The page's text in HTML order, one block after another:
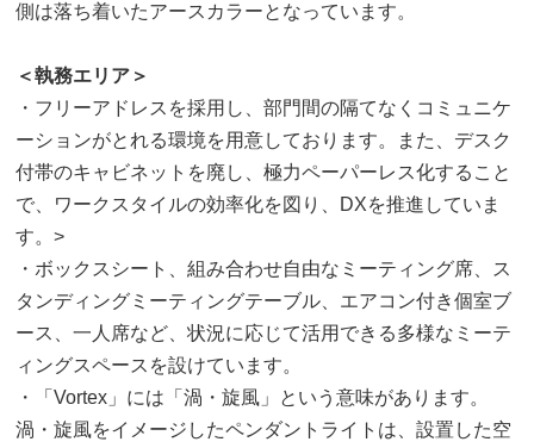
側は落ち着いたアースカラーとなっています。
＜執務エリア＞
・フリーアドレスを採用し、部門間の隔てなくコミュニケ
ーションがとれる環境を用意しております。また、デスク
付帯のキャビネットを廃し、極力ペーパーレス化すること
で、ワークスタイルの効率化を図り、DXを推進していま
す。>
・ボックスシート、組み合わせ自由なミーティング席、ス
タンディングミーティングテーブル、エアコン付き個室ブ
ース、一人席など、状況に応じて活用できる多様なミーテ
ィングスペースを設けています。
・「Vortex」には「渦・旋風」という意味があります。
渦・旋風をイメージしたペンダントライトは、設置した空